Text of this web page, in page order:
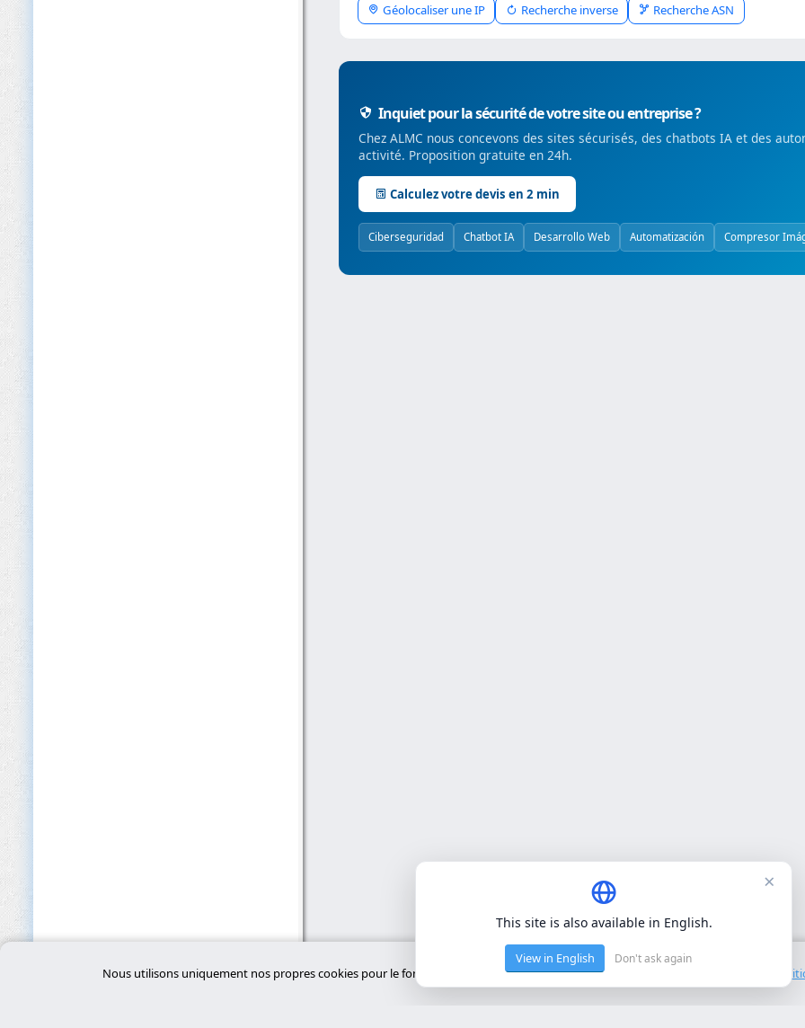
Géolocaliser une IP Recherche inverse Recherche ASN
Inquiet pour la sécurité de votre site ou entreprise ?
Chez ALMC nous concevons des sites sécurisés, des chatbots IA et des
activité. Proposition gratuite en 24h.
Calculez votre devis en 2 min
Ciberseguridad Chatbot IA Desarrollo Web Automatización Compresor
Nous utilisons uniquement nos propres cookies pour le fonctionnement de base du site. Nous n'utilisons pas de cookies tiers.
×
This site is also available in English.
View in English Don't ask again